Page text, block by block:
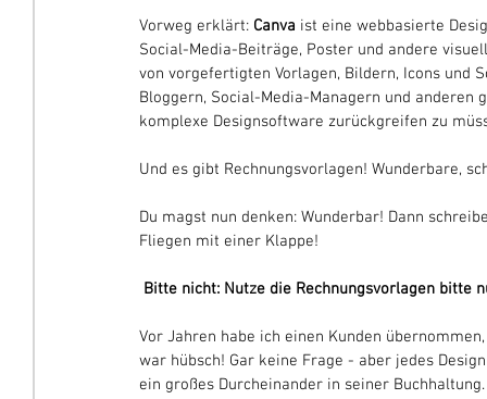
Vorweg erklärt: Canva ist eine webbasierte
Social-Media-Beiträge, Poster und andere
von vorgefertigten Vorlagen, Bildern, Icons und
Bloggern, Social-Media-Managern und
komplexe Designsoftware zurückgreifen zu
Und es gibt Rechnungsvorlagen! Wunderbare,
Du magst nun denken: Wunderbar! Dann
Fliegen mit einer Klappe!
Bitte nicht: Nutze die Rechnungsvorlagen bitte
Vor Jahren habe ich einen Kunden
war hübsch! Gar keine Frage - aber jedes
ein großes Durcheinander in seiner